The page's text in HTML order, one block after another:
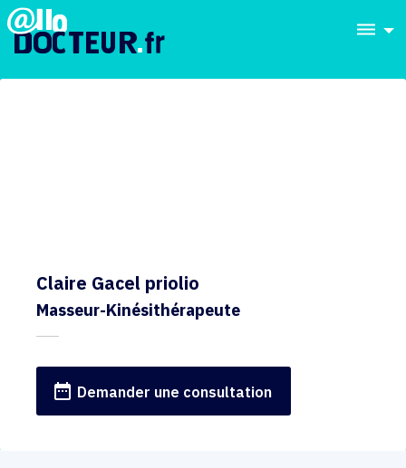
dehaze
Claire Gacel priolio
Masseur-Kinésithérapeute
date_range Demander une consultation